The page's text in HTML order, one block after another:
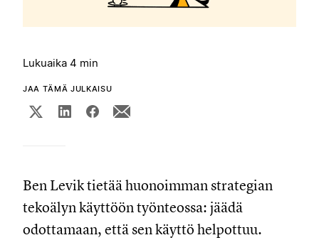
Lukuaika 4 min
JAA TÄMÄ JULKAISU
Ben Levik tietää huonoimman strategian
tekoälyn käyttöön työnteossa: jäädä
odottamaan, että sen käyttö helpottuu.